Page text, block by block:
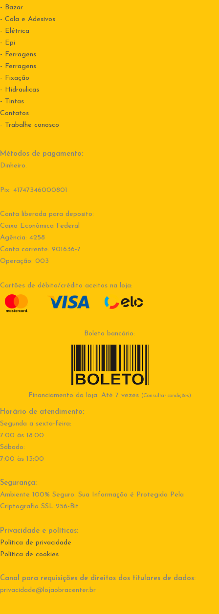
- Bazar
- Cola e Adesivos
- Elétrica
- Epi
- Ferragens
- Ferragens
- Fixação
- Hidraulicas
- Tintas
Contatos
- Trabalhe conosco
Métodos de pagamento:
Dinheiro.
Pix: 41747346000801
Conta liberada para deposito:
Caixa Econômica Federal
Agência: 4258
Conta corrente: 901636-7
Operação: 003
Cartões de débito/crédito aceitos na loja:
Boleto bancário:
Financiamento da loja: Até 7 vezes (Consultar condições)
Horário de atendimento:
Segunda a sexta-feira:
7:00 às 18:00
Sábado:
7:00 às 13:00
Segurança:
Ambiente 100% Seguro. Sua Informação é Protegida Pela
Criptografia SSL 256-Bit.
Privacidade e políticas:
Política de privacidade
Política de cookies
Canal para requisições de direitos dos titulares de dados:
privacidade@lojaobracenter.br